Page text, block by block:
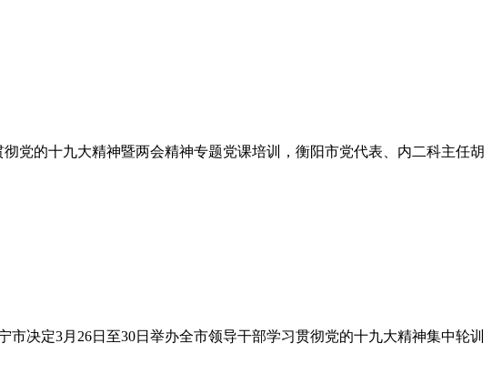
党的十九大精神暨两会精神专题党课培训，衡阳市党代表、内二科主任胡
决定3月26日至30日举办全市领导干部学习贯彻党的十九大精神集中轮训